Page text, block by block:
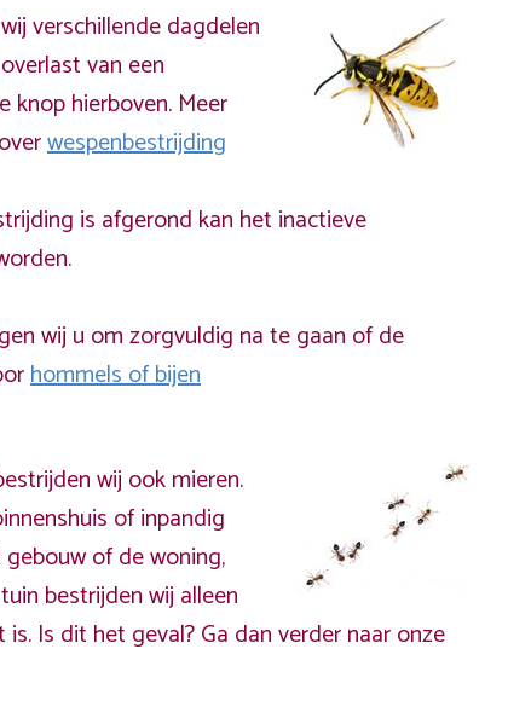
verschillende dagdelen
van een
knop hierboven. Meer
wespenbestrijding
is afgerond kan het inactieve
wij u om zorgvuldig na te gaan of de
hommels of bijen
wij ook mieren.
of inpandig
of de woning,
bestrijden wij alleen
Is dit het geval? Ga dan verder naar onze